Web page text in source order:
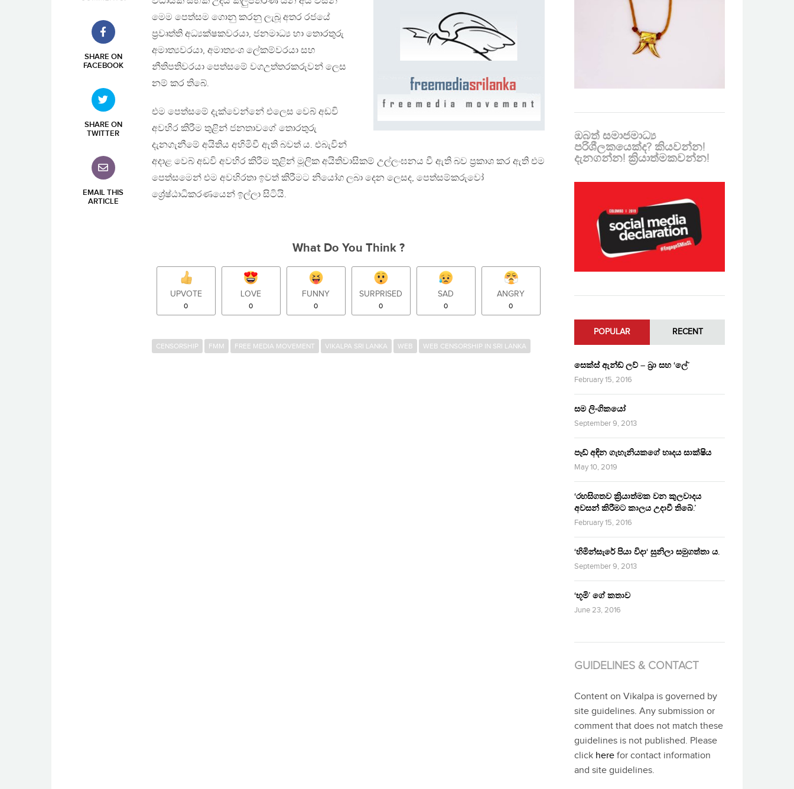
SHARE ON
FACEBOOK
SHARE ON
TWITTER
EMAIL THIS
ARTICLE
මෙම පෙත්සම ගොනු කරනු ලැබූ අතර රජයේ
ප්‍රවෘත්ති අධ්‍යක්ෂකවරයා, ජනමාධ්‍ය හා තොරතුරු
අමාත්‍යවරයා, අමාත්‍යංශ ලේකම්වරයා සහ
නීතිපතිවරයා පෙත්සමේ වගඋත්තරකරුවන් ලෙස
නම් කර තිබේ.
එම පෙත්සමේ දැක්වෙන්නේ එලෙස වෙබ් අඩවි
අවහිර කිරීම තුළින් ජනතාවගේ තොරතුරු
දැනගැනීමේ අයිතිය අහිමිවී ඇති බවත් ය. එබැවින්
අදාළ වෙබ් අඩවි අවහිර කිරීම තුළින් මූලික අයිතිවාසිකම් උල්ලංඝනය වී ඇති බව ප්‍රකාශ කර ඇති එම
පෙත්සමෙන් එම අවහිරතා ඉවත් කිරීමට නියෝග ලබා දෙන ලෙසද, පෙත්සම්කරුවෝ
ශ්‍රේෂ්ඨාධිකරණයෙන් ඉල්ලා සිටියි.
What Do You Think ?
UPVOTE
0
LOVE
0
FUNNY
0
SURPRISED
0
SAD
0
ANGRY
0
CENSORSHIP FMM FREE MEDIA MOVEMENT VIKALPA SRI LANKA WEB WEB CENSORSHIP IN SRI LANKA
ඔබත් සමාජමාධ්‍ය
පරිශීලකයෙක්ද? කියවන්න!
දැනගන්න! ක්‍රියාත්මකවන්න!
POPULAR RECENT
සෙක්ස් ඇන්ඩ් ලව් – බ්‍රා සහ ‘ලේ’
February 15, 2016
සම ලිංගිකයෝ
September 9, 2013
පෑඩ් අඳින ගැහැනියකගේ හෘදය සාක්ෂිය
May 10, 2019
‘රහසිගතව ක්‍රියාත්මක වන කුලවාදය
අවසන් කිරීමට කාලය උදාවී තිබේ.’
February 15, 2016
‘හිමින්සැරේ පියා විදා‘ සුනිලා සමුගත්තා ය.
September 9, 2013
‘භූමි’ ගේ කතාව
June 23, 2016
GUIDELINES & CONTACT
Content on Vikalpa is governed by
site guidelines. Any submission or
comment that does not match these
guidelines is not published. Please
click here for contact information
and site guidelines.